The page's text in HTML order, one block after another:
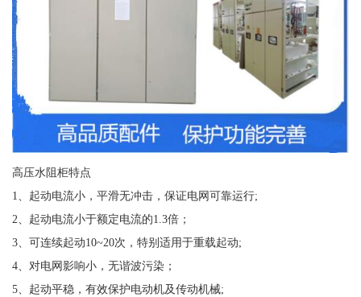
高压水阻柜特点
1、起动电流小，平滑无冲击，保证电网可靠运行;
2、起动电流小于额定电流的1.3倍；
3、可连续起动10~20次，特别适用于重载起动;
4、对电网影响小，无谐波污染；
5、起动平稳，有效保护电动机及传动机械;